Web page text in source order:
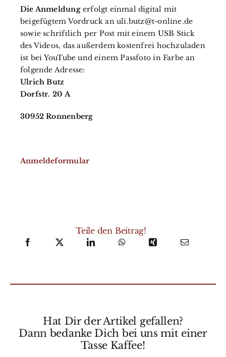
Die Anmeldungerfolgt einmal digital mit
beigefügtem Vordruck an uli.butz@t-online.de
sowie schriftlich per Post mit einem USB Stick
des Videos, das außerdem kostenfrei hochzuladen
ist bei YouTube und einem Passfoto in Farbe an
folgende Adresse:
Ulrich Butz
Dorfstr. 20 A
30952 Ronnenberg
Anmeldeformular
Teile den Beitrag!
Hat Dir der Artikel gefallen?
Dann bedanke Dich bei uns mit einer
Tasse Kaffee!